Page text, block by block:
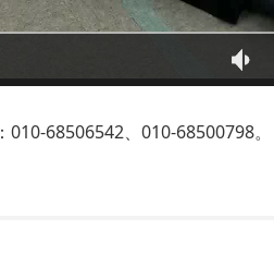
68506542、010-68500798。